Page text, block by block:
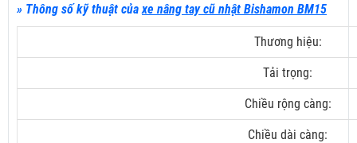
» Thông số kỹ thuật củaxe nâng tay cũ nhật Bishamon BM15
Thương hiệu:
Tải trọng:
Chiều rộng càng:
Chiều dài càng: